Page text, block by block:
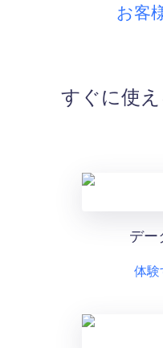
お客
すぐに使
デー
体験